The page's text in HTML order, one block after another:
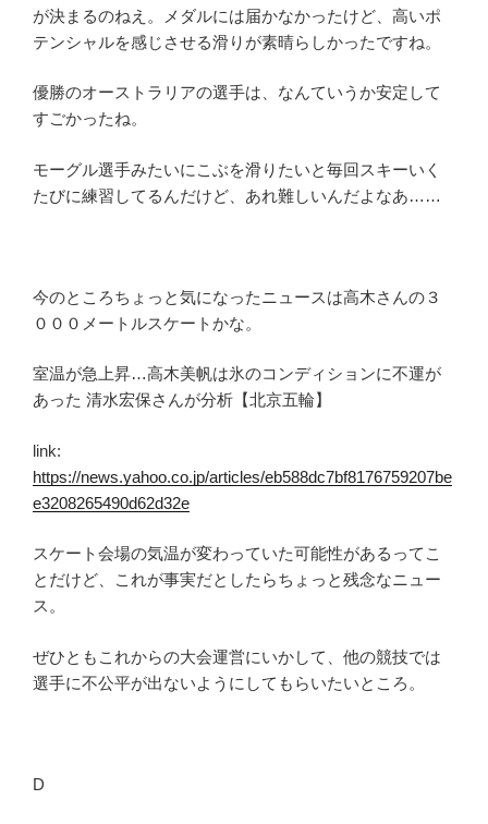
が決まるのねえ。メダルには届かなかったけど、高いポ
テンシャルを感じさせる滑りが素晴らしかったですね。
優勝のオーストラリアの選手は、なんていうか安定して
すごかったね。
モーグル選手みたいにこぶを滑りたいと毎回スキーいく
たびに練習してるんだけど、あれ難しいんだよなあ……
今のところちょっと気になったニュースは高木さんの３
０００メートルスケートかな。
室温が急上昇…高木美帆は氷のコンディションに不運が
あった 清水宏保さんが分析【北京五輪】
link:
https://news.yahoo.co.jp/articles/eb588dc7bf8176759207be
e3208265490d62d32e
スケート会場の気温が変わっていた可能性があるってこ
とだけど、これが事実だとしたらちょっと残念なニュー
ス。
ぜひともこれからの大会運営にいかして、他の競技では
選手に不公平が出ないようにしてもらいたいところ。
D